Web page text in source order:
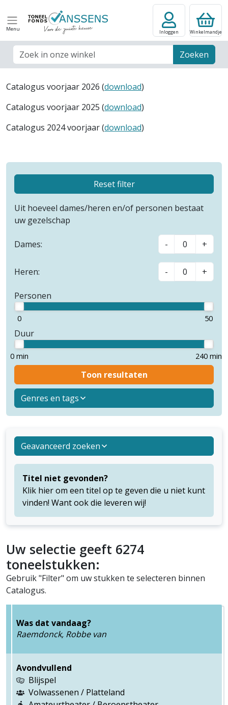
Menu
Zoek veld Zoeken
Inloggen Winkelmandje
Catalogus voorjaar 2026 (download)
Catalogus voorjaar 2025 (download)
Catalogus 2024 voorjaar (download)
Reset filter
Uit hoeveel dames/heren en/of personen bestaat
uw gezelschap
Dames: - +
Heren: - +
Personen
0 50
Duur
0 min 240 min
Toon resultaten
Genres en tags
Geavanceerd zoeken
Titel niet gevonden?
Klik hier om een titel op te geven die u niet kunt
vinden! Want ook die leveren wij!
Uw selectie geeft 6274
toneelstukken:
Gebruik "Filter" om uw stukken te selecteren binnen
Catalogus.
Was dat vandaag?
Raemdonck, Robbe van
Avondvullend
Blijspel
Volwassenen / Platteland